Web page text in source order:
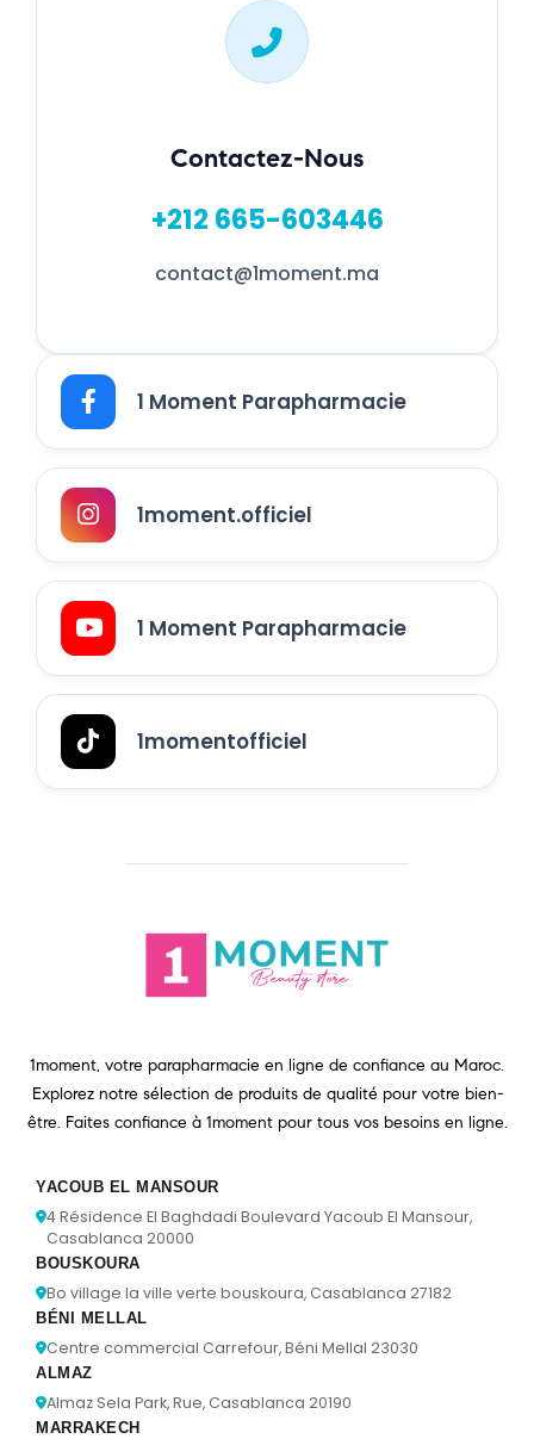
Contactez-Nous
+212 665-603446
contact@1moment.ma
1 Moment Parapharmacie
1moment.officiel
1 Moment Parapharmacie
1momentofficiel
1moment, votre parapharmacie en ligne de confiance au Maroc.
Explorez notre sélection de produits de qualité pour votre bien-
être. Faites confiance à 1moment pour tous vos besoins en ligne.
YACOUB EL MANSOUR
4 Résidence El Baghdadi Boulevard Yacoub El Mansour,
Casablanca 20000
BOUSKOURA
Bo village la ville verte bouskoura, Casablanca 27182
BÉNI MELLAL
Centre commercial Carrefour, Béni Mellal 23030
ALMAZ
Almaz Sela Park, Rue, Casablanca 20190
MARRAKECH